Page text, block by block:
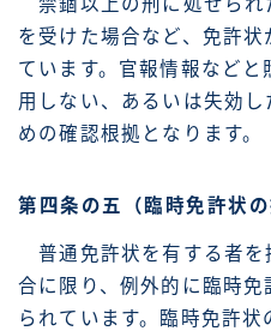
禁錮以上の刑に処せられ
を受けた場合など、免許
ています。官報情報など
用しない、あるいは失効
めの確認根拠となります。
第四条の五（臨時免許状の
普通免許状を有する者を
合に限り、例外的に臨時
られています。臨時免許